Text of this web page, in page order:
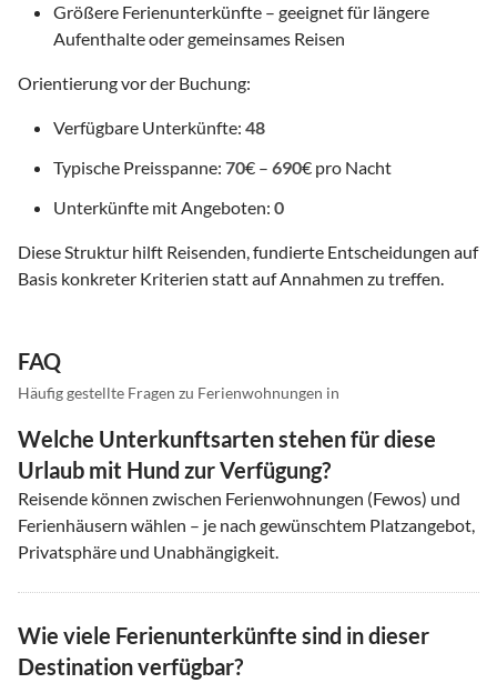
Größere Ferienunterkünfte – geeignet für längere
Aufenthalte oder gemeinsames Reisen
Orientierung vor der Buchung:
Verfügbare Unterkünfte: 48
Typische Preisspanne: 70€ – 690€ pro Nacht
Unterkünfte mit Angeboten: 0
Diese Struktur hilft Reisenden, fundierte Entscheidungen auf
Basis konkreter Kriterien statt auf Annahmen zu treffen.
FAQ
Häufig gestellte Fragen zu Ferienwohnungen in
Welche Unterkunftsarten stehen für diese
Urlaub mit Hund zur Verfügung?
Reisende können zwischen Ferienwohnungen (Fewos) und
Ferienhäusern wählen – je nach gewünschtem Platzangebot,
Privatsphäre und Unabhängigkeit.
Wie viele Ferienunterkünfte sind in dieser
Destination verfügbar?